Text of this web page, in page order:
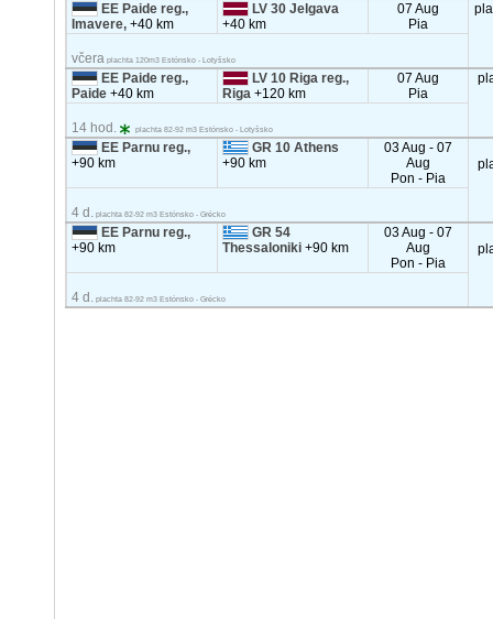
EE Paide reg.,
Imavere,+40 km
LV 30 Jelgava
+40 km
07 Aug
Pia
včera plachta 120m3 Estónsko - Lotyšsko
EE Paide reg.,
Paide+40 km
LV 10 Riga reg.,
Riga+120 km
07 Aug
Pia
14 hod. plachta 82-92 m3 Estónsko - Lotyšsko
EE Parnu reg.,
+90 km
GR 10 Athens
+90 km
03 Aug - 07
Aug
Pon - Pia
4 d. plachta 82-92 m3 Estónsko - Grécko
EE Parnu reg.,
+90 km
GR 54
Thessaloniki+90 km
03 Aug - 07
Aug
Pon - Pia
4 d. plachta 82-92 m3 Estónsko - Grécko